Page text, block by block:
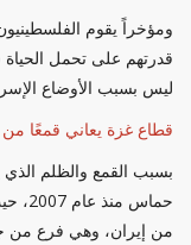
ومؤخراً يقوم
قدرتهم على تحمل
ليس بسبب الأوضاع
قطاع غزة يعاني قمعًا
بسبب القمع والظلم
من إيران، وهي فرع من